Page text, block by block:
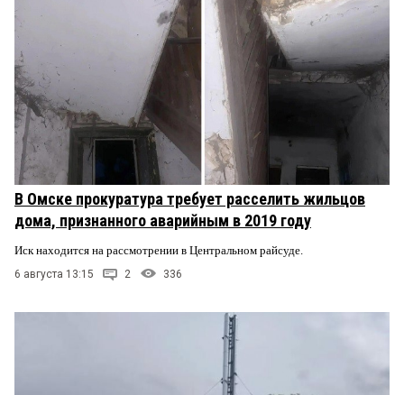
В Омске прокуратура требует расселить жильцов
дома, признанного аварийным в 2019 году
Иск находится на рассмотрении в Центральном райсуде.
6 августа 13:15 2 336